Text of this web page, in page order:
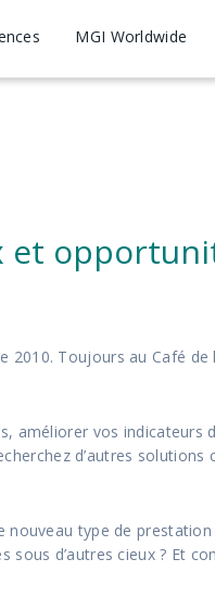
MGI Worldwide
et
2010. Toujours au Café de
améliorer vos indicateurs
d’autres solutions
type de
sous d’autres cieux ? Et